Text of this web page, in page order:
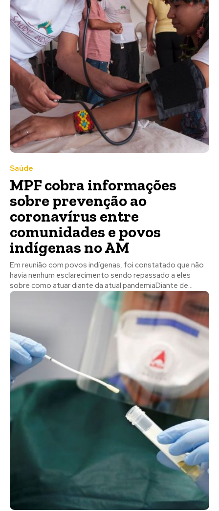
Saúde
MPF cobra informações
sobre prevenção ao
coronavírus entre
comunidades e povos
indígenas no AM
Em reunião com povos indígenas, foi constatado que não
havia nenhum esclarecimento sendo repassado a eles
sobre como atuar diante da atual pandemiaDiante de...